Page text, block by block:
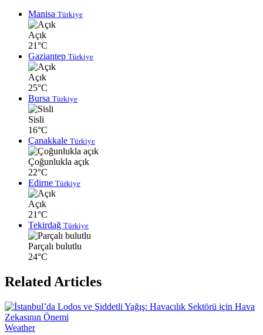
Manisa Türkiye
Açık
21°C
Gaziantep Türkiye
Açık
25°C
Bursa Türkiye
Sisli
16°C
Çanakkale Türkiye
Çoğunlukla açık
22°C
Edirne Türkiye
Açık
21°C
Tekirdağ Türkiye
Parçalı bulutlu
24°C
Related Articles
Weather